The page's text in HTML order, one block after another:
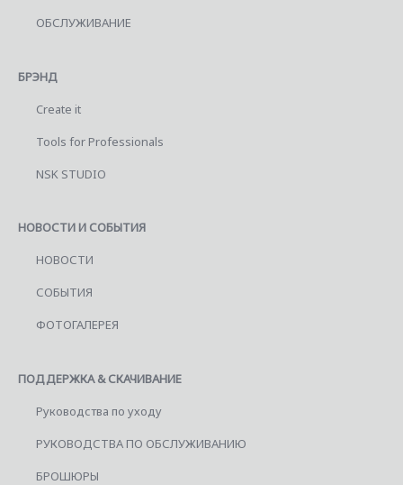
ОБСЛУЖИВАНИЕ
БРЭНД
Create it
Tools for Professionals
NSK STUDIO
НОВОСТИ И СОБЫТИЯ
НОВОСТИ
СОБЫТИЯ
ФОТОГАЛЕРЕЯ
ПОДДЕРЖКА & СКАЧИВАНИЕ
Руководства по уходу
РУКОВОДСТВА ПО ОБСЛУЖИВАНИЮ
БРОШЮРЫ